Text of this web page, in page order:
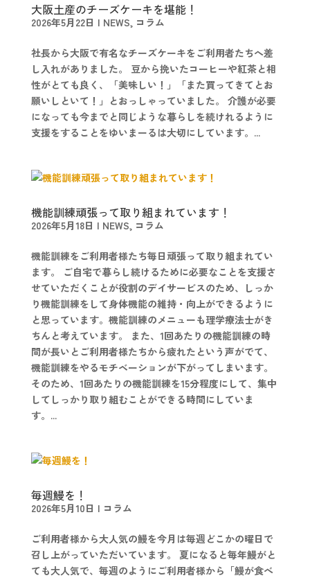
大阪土産のチーズケーキを堪能！
2026年5月22日 | NEWS, コラム
社長から大阪で有名なチーズケーキをご利用者たちへ差
し入れがありました。 豆から挽いたコーヒーや紅茶と相
性がとても良く、「美味しい！」「また買ってきてとお
願いしといて！」とおっしゃっていました。 介護が必要
になっても今までと同じような暮らしを続けれるように
支援をすることをゆいまーるは大切にしています。...
機能訓練頑張って取り組まれています！
2026年5月18日 | NEWS, コラム
機能訓練をご利用者様たち毎日頑張って取り組まれてい
ます。 ご自宅で暮らし続けるために必要なことを支援さ
せていただくことが役割のデイサービスのため、しっか
り機能訓練をして身体機能の維持・向上ができるように
と思っています。機能訓練のメニューも理学療法士がき
ちんと考えています。 また、1回あたりの機能訓練の時
間が長いとご利用者様たちから疲れたという声がでて、
機能訓練をやるモチベーションが下がってしまいます。
そのため、1回あたりの機能訓練を15分程度にして、集中
してしっかり取り組むことができる時間にしていま
す。...
毎週鰻を！
2026年5月10日 | コラム
ご利用者様から大人気の鰻を今月は毎週どこかの曜日で
召し上がっていただいています。 夏になると毎年鰻がと
ても大人気で、毎週のようにご利用者様から「鰻が食べ